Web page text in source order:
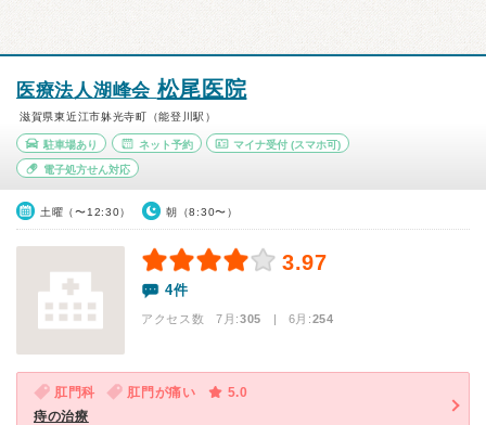
医療法人湖峰会 松尾医院
滋賀県東近江市躰光寺町（能登川駅）
駐車場あり ネット予約 マイナ受付 (スマホ可)
電子処方せん対応
土曜（〜12:30） 朝（8:30〜）
3.97
4件
アクセス数 7月:305 | 6月:254
肛門科 肛門が痛い
5.0
痔の治療